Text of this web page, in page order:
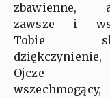
zbawienne,
zawsze i
Tobie
dziękczynienie,
Ojcze
wszechmogący,